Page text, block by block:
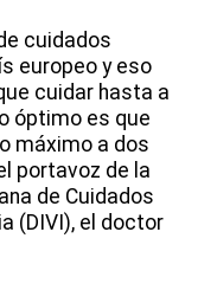
cuidados
europeo y eso
cuidar hasta a
óptimo es que
máximo a dos
portavoz de la
de Cuidados
(DIVI), el doctor